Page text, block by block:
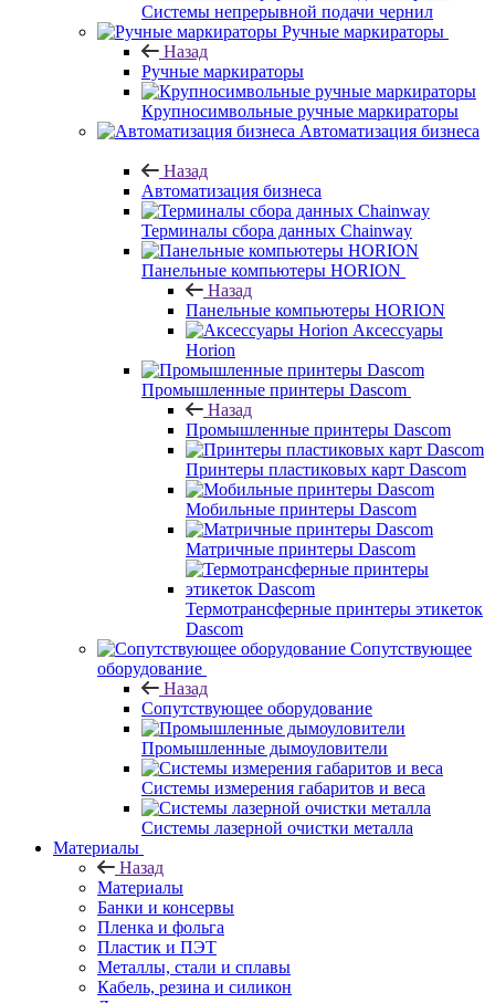
Системы непрерывной подачи чернил
Ручные маркираторы
Назад
Ручные маркираторы
Крупносимвольные ручные маркираторы
Автоматизация бизнеса
Назад
Автоматизация бизнеса
Терминалы сбора данных Chainway
Панельные компьютеры HORION
Назад
Панельные компьютеры HORION
Аксессуары
Horion
Промышленные принтеры Dascom
Назад
Промышленные принтеры Dascom
Принтеры пластиковых карт Dascom
Мобильные принтеры Dascom
Матричные принтеры Dascom
Термотрансферные принтеры этикеток
Dascom
Сопутствующее
оборудование
Назад
Сопутствующее оборудование
Промышленные дымоуловители
Системы измерения габаритов и веса
Системы лазерной очистки металла
Материалы
Назад
Материалы
Банки и консервы
Пленка и фольга
Пластик и ПЭТ
Металлы, стали и сплавы
Кабель, резина и силикон